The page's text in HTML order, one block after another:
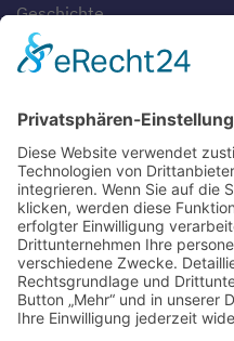
Geschichte
Gaststätten
Blog
Downloads
Fotogalerien
Links
Anfahrt
Tippspiel